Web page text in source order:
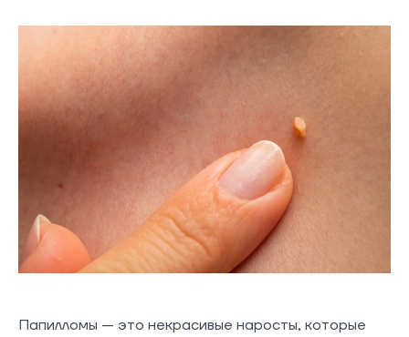
Папилломы — это некрасивые наросты, которые